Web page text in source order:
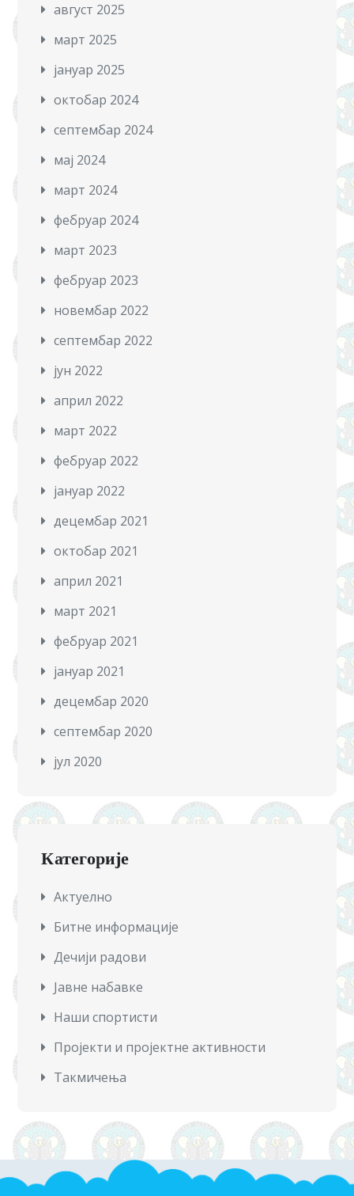
август 2025
март 2025
јануар 2025
октобар 2024
септембар 2024
мај 2024
март 2024
фебруар 2024
март 2023
фебруар 2023
новембар 2022
септембар 2022
јун 2022
април 2022
март 2022
фебруар 2022
јануар 2022
децембар 2021
октобар 2021
април 2021
март 2021
фебруар 2021
јануар 2021
децембар 2020
септембар 2020
јул 2020
Категорије
Актуeлно
Битне информације
Дечији радови
Јавне набавке
Наши спортисти
Пројекти и пројектне активности
Такмичења